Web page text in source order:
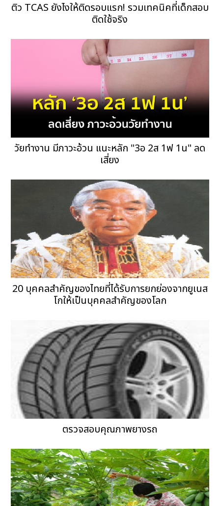
ติว TCAS ยังไงให้ติดรอบแรก! รวมเทคนิคที่เด็กสอบ
ติดใช้จริง
วัยทำงาน มีภาวะอ้วน แนะหลัก "3อ 2ส 1ฟ 1น" ลด
เสี่ยง
20 บุคคลสำคัญของไทยที่ได้รับการยกย่องจากยูเนส
โกให้เป็นบุคคลสำคัญของโลก
ตรวจสอบคุณภาพยางรถ